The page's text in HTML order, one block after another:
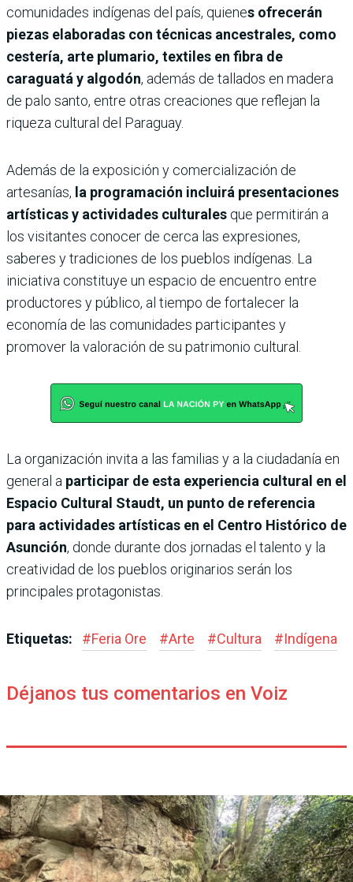
comunidades indígenas del país, quienes ofrecerán
piezas elaboradas con técnicas ancestrales, como
cestería, arte plumario, textiles en fibra de
caraguatá y algodón, además de tallados en madera
de palo santo, entre otras creaciones que reflejan la
riqueza cultural del Paraguay.
Además de la exposición y comercialización de
artesanías, la programación incluirá presentaciones
artísticas y actividades culturales que permitirán a
los visitantes conocer de cerca las expresiones,
saberes y tradiciones de los pueblos indígenas. La
iniciativa constituye un espacio de encuentro entre
productores y público, al tiempo de fortalecer la
economía de las comunidades participantes y
promover la valoración de su patrimonio cultural.
La organización invita a las familias y a la ciudadanía en
general a participar de esta experiencia cultural en el
Espacio Cultural Staudt, un punto de referencia
para actividades artísticas en el Centro Histórico de
Asunción, donde durante dos jornadas el talento y la
creatividad de los pueblos originarios serán los
principales protagonistas.
Etiquetas: #Feria Ore #Arte #Cultura #Indígena
Déjanos tus comentarios en Voiz